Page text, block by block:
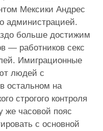
Мексики Андрес
администрацией.
больше достижим
— работников секс
Имиграционные
людей с
остальном на
строгого контроля
же часовой пояс
с основной